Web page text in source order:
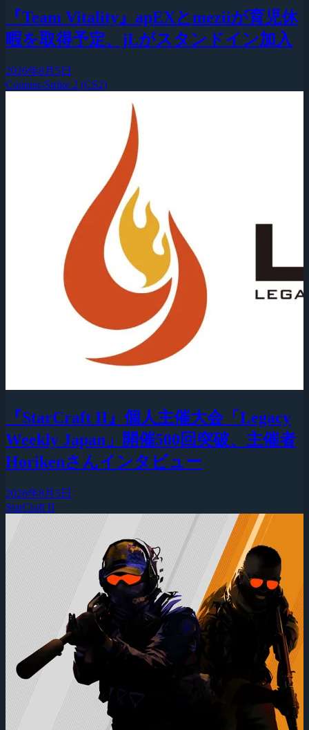
『Team Vitality』apEXとmeziiが育児休
暇を取得予定、jLがスタンドイン加入
2026年8月5日
Counter-Strike 2 (CS2)
『StarCraft II』個人主催大会「Legacy
Weekly Japan」開催500回突破、主催者
Horikenさんインタビュー
2026年8月5日
StarCraft II